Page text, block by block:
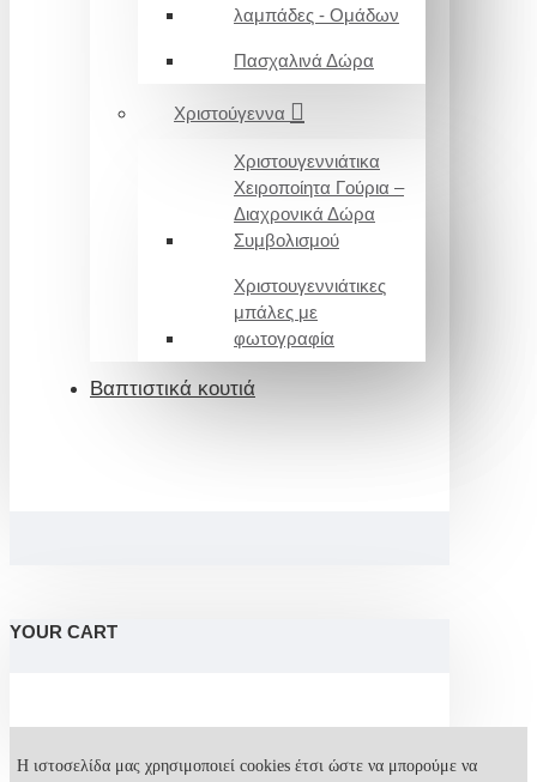
λαμπάδες - Ομάδων
Πασχαλινά Δώρα
Χριστούγεννα
Χριστουγεννιάτικα
Χειροποίητα Γούρια –
Διαχρονικά Δώρα
Συμβολισμού
Χριστουγεννιάτικες
μπάλες με
φωτογραφία
Βαπτιστικά κουτιά
YOUR CART
Η ιστοσελίδα μας χρησιμοποιεί cookies έτσι ώστε να μπορούμε να